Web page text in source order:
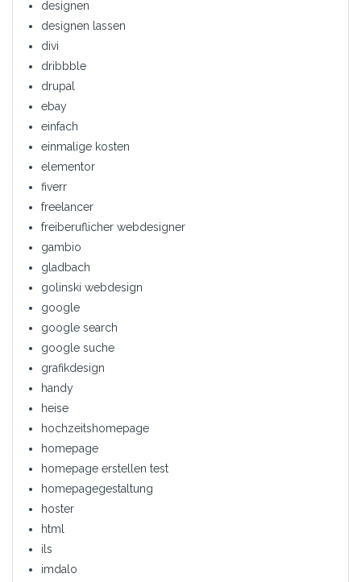
designen
designen lassen
divi
dribbble
drupal
ebay
einfach
einmalige kosten
elementor
fiverr
freelancer
freiberuflicher webdesigner
gambio
gladbach
golinski webdesign
google
google search
google suche
grafikdesign
handy
heise
hochzeitshomepage
homepage
homepage erstellen test
homepagegestaltung
hoster
html
ils
imdalo